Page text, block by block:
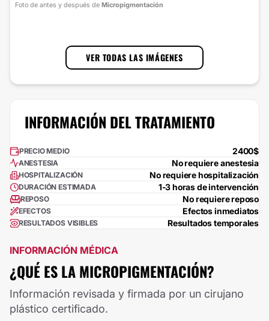
Foto de antes y después de Micropigmentación
VER TODAS LAS IMÁGENES
INFORMACIÓN DEL TRATAMIENTO
PRECIO MEDIO 2400$
ANESTESIA No requiere anestesia
HOSPITALIZACIÓN No requiere hospitalización
DURACIÓN ESTIMADA 1-3 horas de intervención
REPOSO No requiere reposo
EFECTOS Efectos inmediatos
RESULTADOS VISIBLES Resultados temporales
INFORMACIÓN MÉDICA
¿QUÉ ES LA MICROPIGMENTACIÓN?
Información revisada y firmada por un cirujano
plástico certificado.